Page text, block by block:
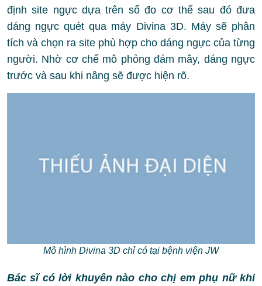
định site ngực dựa trên số đo cơ thể sau đó đưa
dáng ngực quét qua máy Divina 3D. Máy sẽ phân
tích và chọn ra site phù hợp cho dáng ngực của từng
người. Nhờ cơ chế mô phỏng đám mây, dáng ngực
trước và sau khi nâng sẽ được hiện rõ.
Mô hình Divina 3D chỉ có tại bệnh viện JW
Bác sĩ có lời khuyên nào cho chị em phụ nữ khi